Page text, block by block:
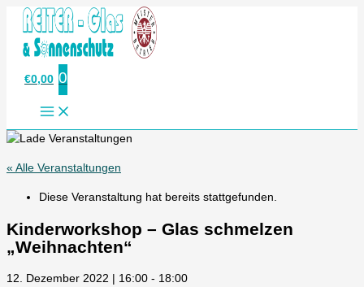
Zum
Inhalt
springen
€0,00 0
« Alle Veranstaltungen
Diese Veranstaltung hat bereits stattgefunden.
Kinderworkshop – Glas schmelzen
„Weihnachten“
12. Dezember 2022 | 16:00 - 18:00